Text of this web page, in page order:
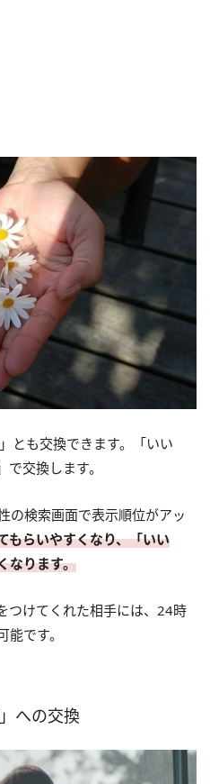
とも交換できます。「いい
交換します。
の検索画面で表示順位がアッ
もらいやすくなり、「いい
なります。
つけてくれた相手には、24時
です。
への交換